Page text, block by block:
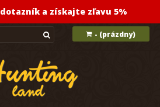
a získajte zľavu 5%
- (prázdny)